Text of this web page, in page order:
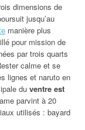
dimensions de
jusqu’au
manière plus
pour mission de
par trois quarts
calme et se
lignes et naruto en
du ventre est
parvint à 20
utilisés : bayard